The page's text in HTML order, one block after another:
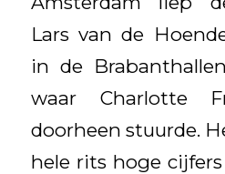
Lars van de
in de
waar Charlotte
doorheen stuurde.
hele rits hoge